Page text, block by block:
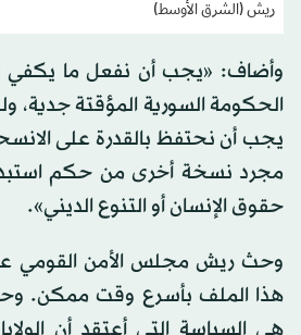
ريش (الشرق الأوسط)
وأضاف: «يجب أن نفعل ما يكفي
الحكومة السورية المؤقتة جدية،
يجب أن نحتفظ بالقدرة على
مجرد نسخة أخرى من حكم
حقوق الإنسان أو التنوع الديني».
وحث ريش مجلس الأمن القومي
هذا الملف بأسرع وقت ممكن.
هي السياسة التي أعتقد أن